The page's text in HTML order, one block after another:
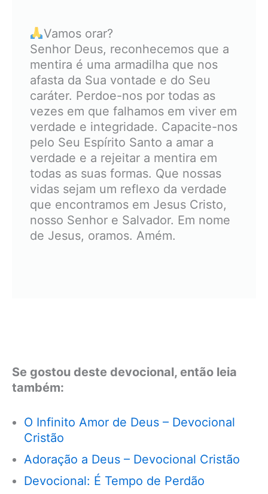
Vamos orar?
Senhor Deus, reconhecemos que a
mentira é uma armadilha que nos
afasta da Sua vontade e do Seu
caráter. Perdoe-nos por todas as
vezes em que falhamos em viver em
verdade e integridade. Capacite-nos
pelo Seu Espírito Santo a amar a
verdade e a rejeitar a mentira em
todas as suas formas. Que nossas
vidas sejam um reflexo da verdade
que encontramos em Jesus Cristo,
nosso Senhor e Salvador. Em nome
de Jesus, oramos. Amém.
Se gostou deste devocional, então leia
também:
O Infinito Amor de Deus – Devocional
Cristão
Adoração a Deus – Devocional Cristão
Devocional: É Tempo de Perdão